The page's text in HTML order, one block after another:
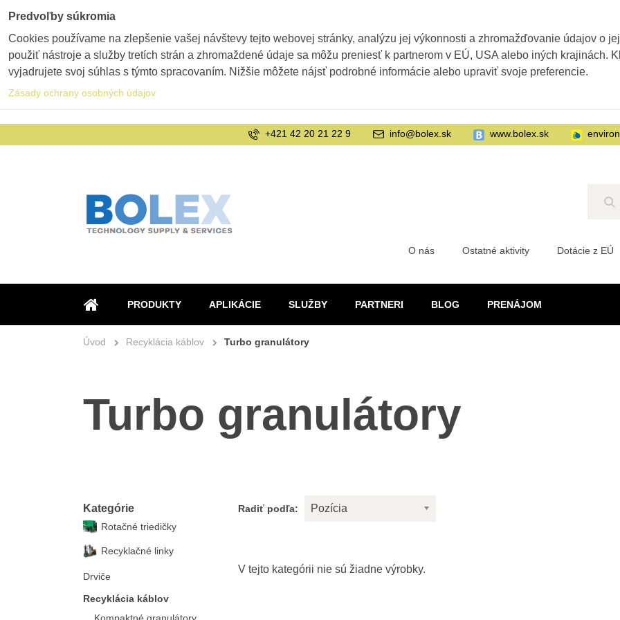
ÚVOD
PRODUKTY APLIKÁCIE SLUŽBY PARTNERI BLOG PRENÁJOM
O nás Ostatné aktivity Dotácie z EÚ
+421 42 20 21 22 9 info@bolex.sk www.bolex.sk
Úvod Recyklácia káblov Turbo granulátory
Turbo granulátory
Radiť podľa: Pozícia
Kategórie
Rotačné triedičky
Recyklačné linky
Drviče
Recyklácia káblov
Predvoľby súkromia
Cookies používame na zlepšenie vašej návštevy tejto webovej stránky, analýzu jej výkonnosti a zhromažďovanie údajov o
použiť nástroje a služby tretích strán a zhromaždené údaje sa môžu preniesť k partnerom v EÚ, USA alebo iných krajinách.
vyjadrujete svoj súhlas s týmto spracovaním. Nižšie môžete nájsť podrobné informácie alebo upraviť svoje preferencie.
Zásady ochrany osobných údajov